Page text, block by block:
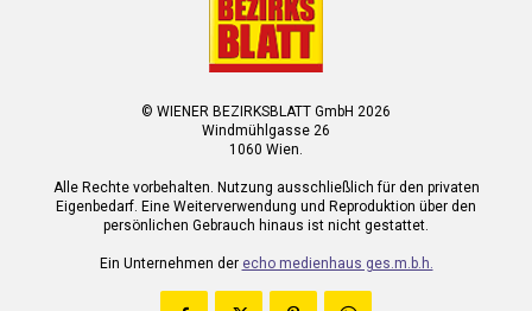
© WIENER BEZIRKSBLATT GmbH 2026
Windmühlgasse 26
1060 Wien.
Alle Rechte vorbehalten. Nutzung ausschließlich für den privaten
Eigenbedarf. Eine Weiterverwendung und Reproduktion über den
persönlichen Gebrauch hinaus ist nicht gestattet.
Ein Unternehmen der echo medienhaus ges.m.b.h.